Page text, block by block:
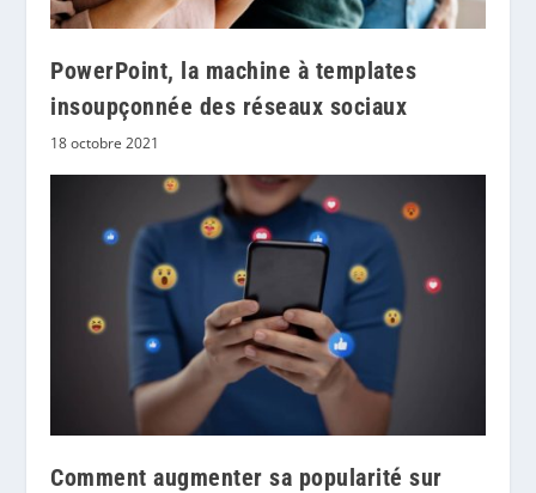
PowerPoint, la machine à templates
insoupçonnée des réseaux sociaux
18 octobre 2021
Comment augmenter sa popularité sur